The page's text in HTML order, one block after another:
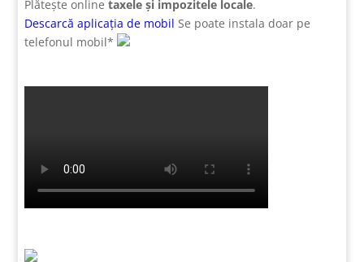
Plătește onlinetaxele și impozitele locale.
Descarcă aplicația de mobil Se poate instala doar pe
telefonul mobil*